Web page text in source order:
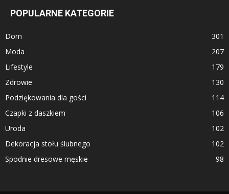
POPULARNE KATEGORIE
Dom
301
Moda
207
Lifestyle
179
Zdrowie
130
Podziękowania dla gości
114
Czapki z daszkiem
106
Uroda
102
Dekoracja stołu ślubnego
102
Spodnie dresowe męskie
98